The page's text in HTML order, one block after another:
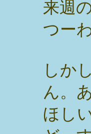
来週
つー
しか
ん。
ほし